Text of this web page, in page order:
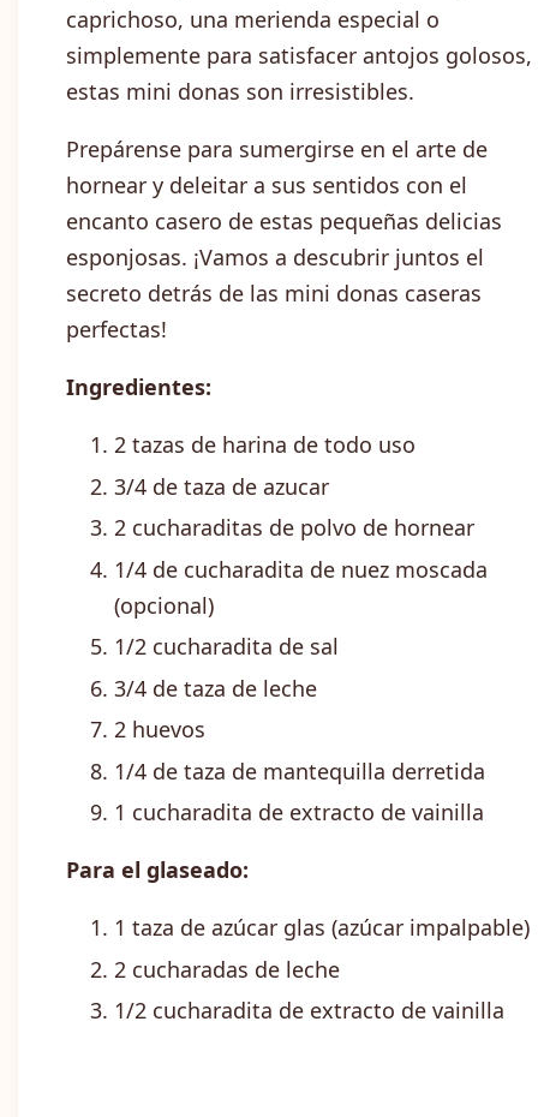
caprichoso, una merienda especial o
simplemente para satisfacer antojos golosos,
estas mini donas son irresistibles.
Prepárense para sumergirse en el arte de
hornear y deleitar a sus sentidos con el
encanto casero de estas pequeñas delicias
esponjosas. ¡Vamos a descubrir juntos el
secreto detrás de las mini donas caseras
perfectas!
Ingredientes:
2 tazas de harina de todo uso
3/4 de taza de azucar
2 cucharaditas de polvo de hornear
1/4 de cucharadita de nuez moscada
(opcional)
1/2 cucharadita de sal
3/4 de taza de leche
2 huevos
1/4 de taza de mantequilla derretida
1 cucharadita de extracto de vainilla
Para el glaseado:
1 taza de azúcar glas (azúcar impalpable)
2 cucharadas de leche
1/2 cucharadita de extracto de vainilla